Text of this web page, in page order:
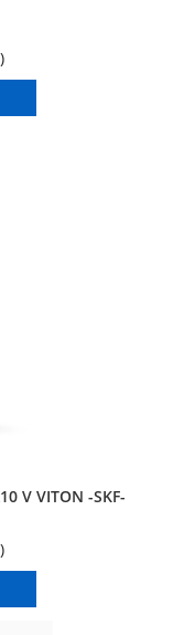
V VITON -SKF-